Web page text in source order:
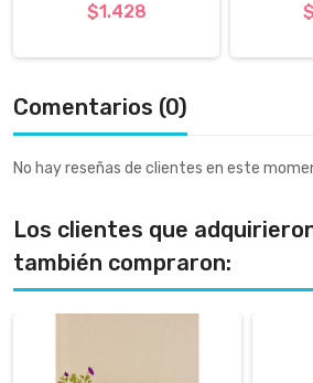
$1.428
Comentarios (0)
No hay reseñas de clientes en este
Los clientes que
también compraron: